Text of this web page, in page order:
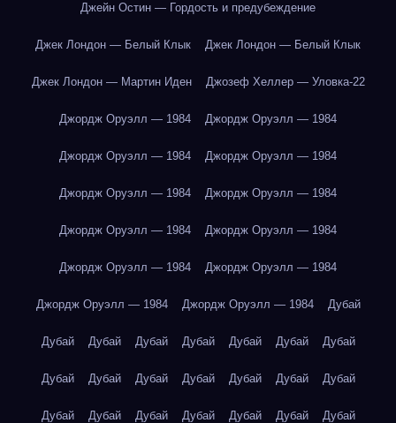
Джейн Остин — Гордость и предубеждение
Джек Лондон — Белый Клык Джек Лондон — Белый Клык
Джек Лондон — Мартин Иден Джозеф Хеллер — Уловка-22
Джордж Оруэлл — 1984 Джордж Оруэлл — 1984
Джордж Оруэлл — 1984 Джордж Оруэлл — 1984
Джордж Оруэлл — 1984 Джордж Оруэлл — 1984
Джордж Оруэлл — 1984 Джордж Оруэлл — 1984
Джордж Оруэлл — 1984 Джордж Оруэлл — 1984
Джордж Оруэлл — 1984 Джордж Оруэлл — 1984 Дубай
Дубай Дубай Дубай Дубай Дубай Дубай Дубай
Дубай Дубай Дубай Дубай Дубай Дубай Дубай
Дубай Дубай Дубай Дубай Дубай Дубай Дубай